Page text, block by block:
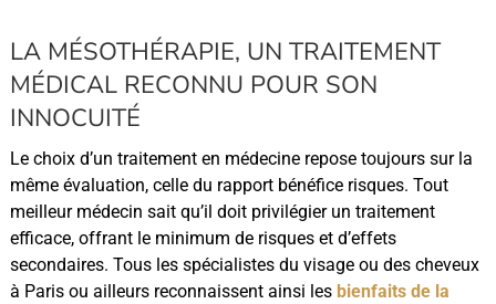
LA MÉSOTHÉRAPIE, UN TRAITEMENT
MÉDICAL RECONNU POUR SON
INNOCUITÉ
Le choix d’un traitement en médecine repose toujours sur la
même évaluation, celle du rapport bénéfice risques. Tout
meilleur médecin sait qu’il doit privilégier un traitement
efficace, offrant le minimum de risques et d’effets
secondaires. Tous les spécialistes du visage ou des cheveux
à Paris ou ailleurs reconnaissent ainsi les bienfaits de la